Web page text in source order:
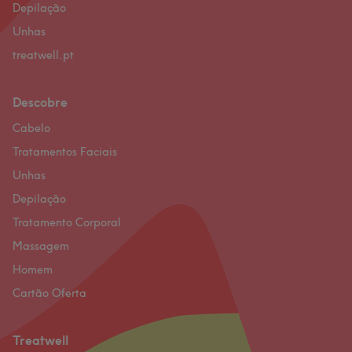
Depilação
Unhas
treatwell.pt
Descobre
Cabelo
Tratamentos Faciais
Unhas
Depilação
Tratamento Corporal
Massagem
Homem
Cartão Oferta
Treatwell